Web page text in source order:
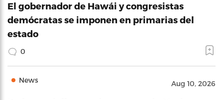
El gobernador de Hawái y congresistas
demócratas se imponen en primarias del
estado
0
News Aug 10, 2026